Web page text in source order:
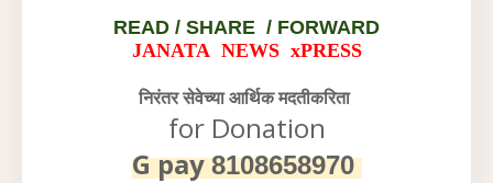
READ / SHARE / FORWARD
JANATA NEWS xPRESS
निरंतर सेवेच्या आर्थिक मदतीकरिता
for Donation
G pay8108658970